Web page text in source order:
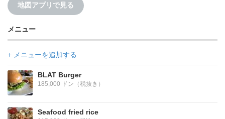
地図アプリで見る
メニュー
+ メニューを追加する
BLAT Burger
185,000 ドン（税抜き）
Seafood fried rice